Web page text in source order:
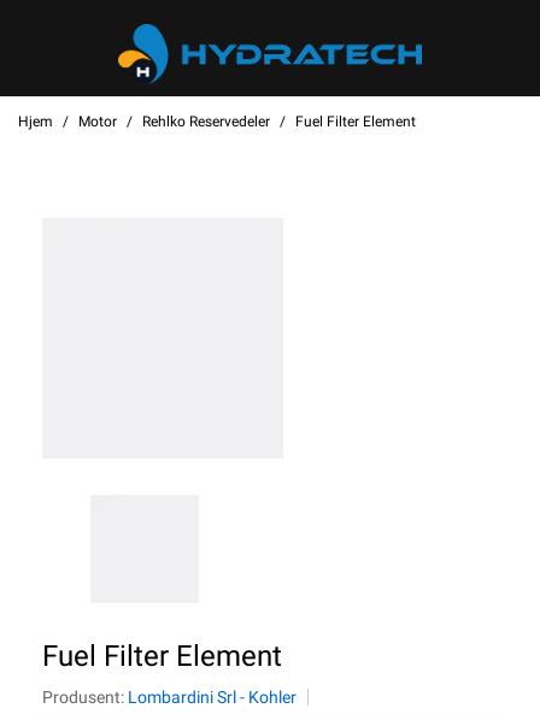
Hjem Motor Rehlko Reservedeler Fuel Filter Element
Fuel Filter Element
Produsent: Lombardini Srl - Kohler